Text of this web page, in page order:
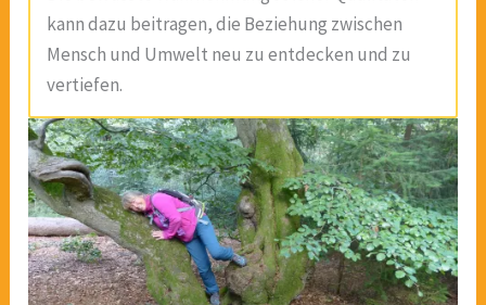
kann dazu beitragen, die Beziehung zwischen
Mensch und Umwelt neu zu entdecken und zu
vertiefen.